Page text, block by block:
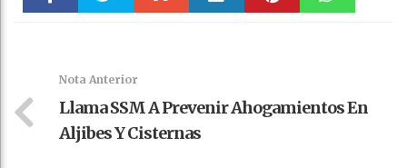
Nota Anterior
Llama SSM A Prevenir Ahogamientos En
Aljibes Y Cisternas